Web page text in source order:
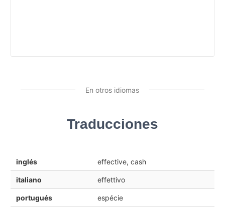
En otros idiomas
Traducciones
inglés effective, cash
italiano effettivo
portugués espécie